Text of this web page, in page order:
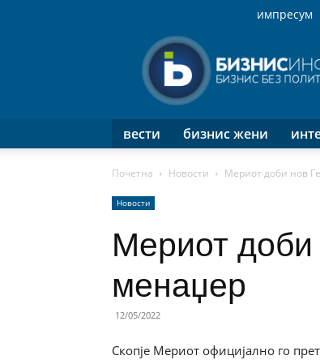
импресум
Инфо
вести бизнис жени
Почетна Новости Мериот доби нов
Новости
Мериот
менаџер
12/05/2022
Скопје Мериот официјално го